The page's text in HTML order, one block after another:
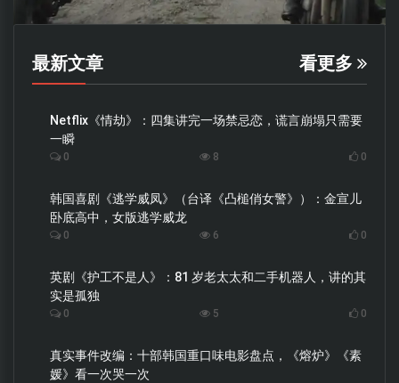
最新文章 看更多
Netflix《情劫》：四集讲完一场禁忌恋，谎言崩塌只需要
一瞬
0 8 0
韩国喜剧《逃学威凤》（台译《凸槌俏女警》）：金宣儿
卧底高中，女版逃学威龙
0 6 0
英剧《护工不是人》：81 岁老太太和二手机器人，讲的其
实是孤独
0 5 0
真实事件改编：十部韩国重口味电影盘点，《熔炉》《素
媛》看一次哭一次